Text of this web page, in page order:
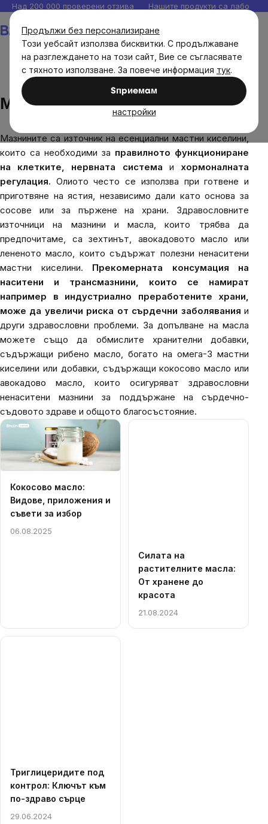
Продължи без персонализиране
Този уебсайт използва бисквитки. С продължаване
на разглеждането на този сайт, Вие се съгласявате
с тяхното използване. За повече информация тук.
Sпpиeмaм
настройки
Прескочи
към
съдържанието
Над 200 000 проверени отзива Нашите продукти са
Мазнини и масла
Мазнини и масла
Мазнините са източник на есенциални мастни киселини,
които са необходими за правилното функциониране
на клетките, нервната система и хормоналната
регулация. Олиото често се използва при готвене и
приготвяне на ястия, независимо дали като основа за
сосове или за пържене на храни. Здравословните
източници на мазнини и масла, които трябва да
предпочитаме, са зехтинът, авокадовото масло или
лененото масло, които съдържат полезни ненаситени
мастни киселини. Прекомерната консумация на
наситени и трансмазнини, които се намират
например в индустриално преработените храни,
може да увеличи риска от сърдечни заболявания и
други здравословни проблеми. За допълване на масла
можете също да обмислите хранителни добавки,
съдържащи рибено масло, богато на омега-3 мастни
киселини или добавки, съдържащи кокосово масло или
авокадово масло, които осигуряват здравословни
ненаситени мазнини за поддържане на сърдечно-
съдовото здраве и общото благосъстояние.
List
of
articles
Кокосово масло:
Видове, приложения и
съвети за избор
06.08.2025
Силата на
растителните масла:
От хранене до
красота
21.08.2024
Триглицеридите под
контрол: Ключът към
по-здраво сърце
29.06.2024